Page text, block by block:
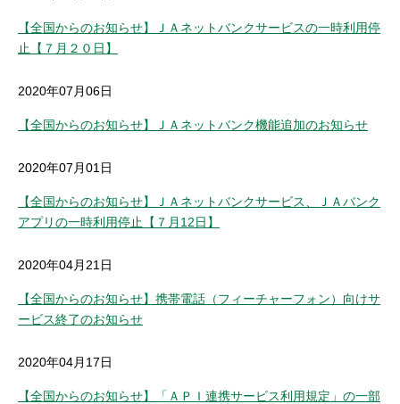
【全国からのお知らせ】ＪＡネットバンクサービスの一時利用停
止【７月２０日】
2020年07月06日
【全国からのお知らせ】ＪＡネットバンク機能追加のお知らせ
2020年07月01日
【全国からのお知らせ】ＪＡネットバンクサービス、ＪＡバンク
アプリの一時利用停止【７月12日】
2020年04月21日
【全国からのお知らせ】携帯電話（フィーチャーフォン）向けサ
ービス終了のお知らせ
2020年04月17日
【全国からのお知らせ】「ＡＰＩ連携サービス利用規定」の一部